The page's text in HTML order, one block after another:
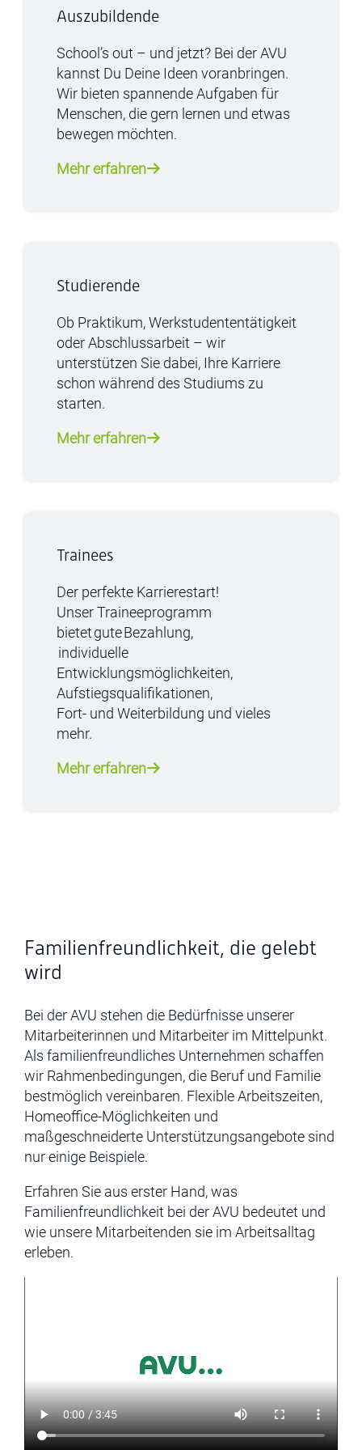
Auszubildende
School’s out – und jetzt? Bei der AVU
kannst Du Deine Ideen voranbringen.
Wir bieten spannende Aufgaben für
Menschen, die gern lernen und etwas
bewegen möchten.
Mehr erfahren
Studierende
Ob Praktikum, Werkstudententätigkeit
oder Abschlussarbeit – wir
unterstützen Sie dabei, Ihre Karriere
schon während des Studiums zu
starten.
Mehr erfahren
Trainees
Der perfekte Karrierestart!
Unser Traineeprogramm
bietet gute Bezahlung,
individuelle
Entwicklungsmöglichkeiten,
Aufstiegsqualifikationen,
Fort- und Weiterbildung und vieles
mehr.
Mehr erfahren
Familienfreundlichkeit, die gelebt
wird
Bei der AVU stehen die Bedürfnisse unserer
Mitarbeiterinnen und Mitarbeiter im Mittelpunkt.
Als familienfreundliches Unternehmen schaffen
wir Rahmenbedingungen, die Beruf und Familie
bestmöglich vereinbaren. Flexible Arbeitszeiten,
Homeoffice-Möglichkeiten und
maßgeschneiderte Unterstützungsangebote sind
nur einige Beispiele.
Erfahren Sie aus erster Hand, was
Familienfreundlichkeit bei der AVU bedeutet und
wie unsere Mitarbeitenden sie im Arbeitsalltag
erleben.